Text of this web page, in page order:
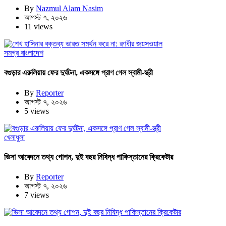
By Nazmul Alam Nasim
আগস্ট ৭, ২০২৬
11 views
সমগ্র বাংলাদেশ
বগুড়ার এরুলিয়ায় ফের দুর্ঘটনা, একসঙ্গে প্রাণ গেল স্বামী-স্ত্রী
By Reporter
আগস্ট ৭, ২০২৬
5 views
খেলাধুলা
ভিসা আবেদনে তথ্য গোপন, দুই বছর নিষিদ্ধ পাকিস্তানের ক্রিকেটার
By Reporter
আগস্ট ৭, ২০২৬
7 views